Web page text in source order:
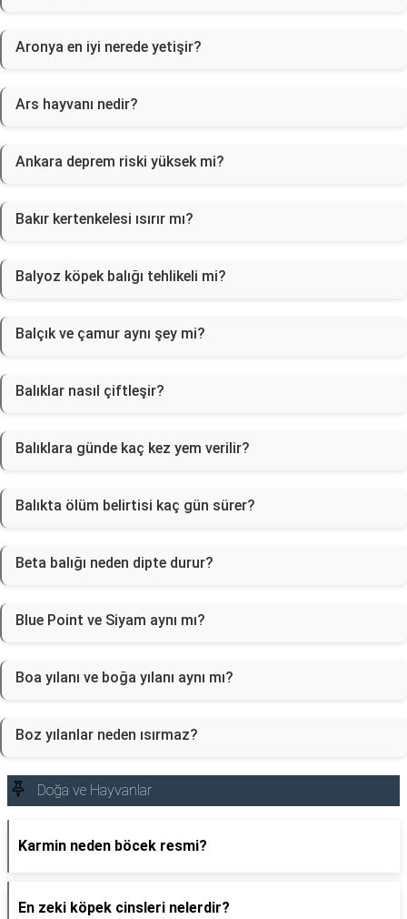
Aronya en iyi nerede yetişir?
Ars hayvanı nedir?
Ankara deprem riski yüksek mi?
Bakır kertenkelesi ısırır mı?
Balyoz köpek balığı tehlikeli mi?
Balçık ve çamur aynı şey mi?
Balıklar nasıl çiftleşir?
Balıklara günde kaç kez yem verilir?
Balıkta ölüm belirtisi kaç gün sürer?
Beta balığı neden dipte durur?
Blue Point ve Siyam aynı mı?
Boa yılanı ve boğa yılanı aynı mı?
Boz yılanlar neden ısırmaz?
Doğa ve Hayvanlar
Karmin neden böcek resmi?
En zeki köpek cinsleri nelerdir?